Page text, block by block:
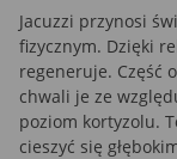
Jacuzzi przynosi
fizycznym. Dzięki
regeneruje. Część
chwali je ze
poziom kortyzolu.
cieszyć się